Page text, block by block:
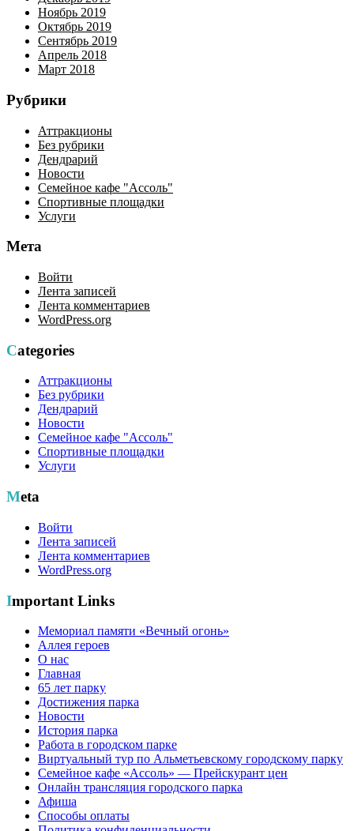
Ноябрь 2019
Октябрь 2019
Сентябрь 2019
Апрель 2018
Март 2018
Рубрики
Аттракционы
Без рубрики
Дендрарий
Новости
Семейное кафе "Ассоль"
Спортивные площадки
Услуги
Мета
Войти
Лента записей
Лента комментариев
WordPress.org
Categories
Аттракционы
Без рубрики
Дендрарий
Новости
Семейное кафе "Ассоль"
Спортивные площадки
Услуги
Meta
Войти
Лента записей
Лента комментариев
WordPress.org
Important Links
Мемориал памяти «Вечный огонь»
Аллея героев
О нас
Главная
65 лет парку
Достижения парка
Новости
История парка
Работа в городском парке
Виртуальный тур по Альметьевскому городскому парку
Семейное кафе «Ассоль» — Прейскурант цен
Онлайн трансляция городского парка
Афиша
Способы оплаты